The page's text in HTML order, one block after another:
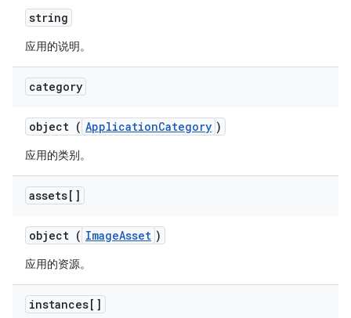
string
应用的说明。
category
object ( ApplicationCategory )
应用的类别。
assets[]
object ( ImageAsset )
应用的资源。
instances[]